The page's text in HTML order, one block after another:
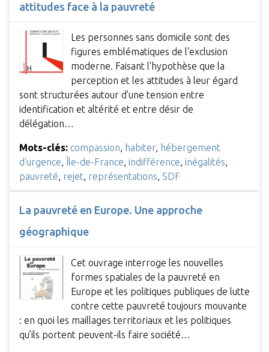
attitudes face à la pauvreté
Les personnes sans domicile sont des
figures emblématiques de l'exclusion
moderne. Faisant l'hypothèse que la
perception et les attitudes à leur égard
sont structurées autour d'une tension entre
identification et altérité et entre désir de
délégation…
Mots-clés: compassion, habiter, hébergement
d'urgence, Île-de-France, indifférence, inégalités,
pauvreté, rejet, représentations, SDF
La pauvreté en Europe. Une approche
géographique
Cet ouvrage interroge les nouvelles
formes spatiales de la pauvreté en
Europe et les politiques publiques de lutte
contre cette pauvreté toujours mouvante
: en quoi les maillages territoriaux et les politiques
qu’ils portent peuvent-ils faire société…